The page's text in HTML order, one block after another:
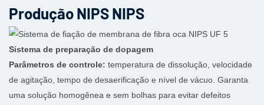
Produção NIPS NIPS
Sistema de preparação de dopagem
Parâmetros de controle: temperatura de dissolução, velocidade
de agitação, tempo de desaerificação e nível de vácuo. Garanta
uma solução homogênea e sem bolhas para evitar defeitos